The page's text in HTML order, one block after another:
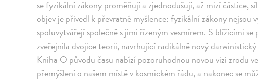
se fyzikální zákony proměňují a zjednodušují, až mizí částice,
objev je přivedl k převratné myšlence: fyzikální zákony nejsou
spoluvytvářejí společně s jimi řízeným vesmírem. S blížícími
zveřejnila dvojice teorii, navrhující radikálně nový
Kniha O původu času nabízí pozoruhodnou novou vizi zrodu
přemýšlení o našem místě v kosmickém řádu, a nakonec se